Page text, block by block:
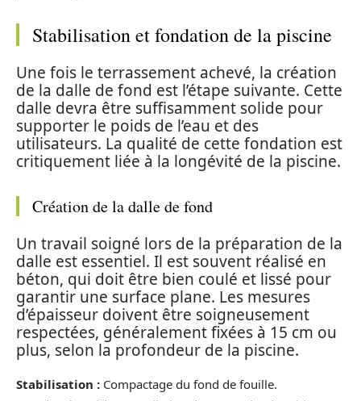
Stabilisation et fondation de la piscine
Une fois le terrassement achevé, la création
de la dalle de fond est l’étape suivante. Cette
dalle devra être suffisamment solide pour
supporter le poids de l’eau et des
utilisateurs. La qualité de cette fondation est
critiquement liée à la longévité de la piscine.
Création de la dalle de fond
Un travail soigné lors de la préparation de la
dalle est essentiel. Il est souvent réalisé en
béton, qui doit être bien coulé et lissé pour
garantir une surface plane. Les mesures
d’épaisseur doivent être soigneusement
respectées, généralement fixées à 15 cm ou
plus, selon la profondeur de la piscine.
Stabilisation : Compactage du fond de fouille.